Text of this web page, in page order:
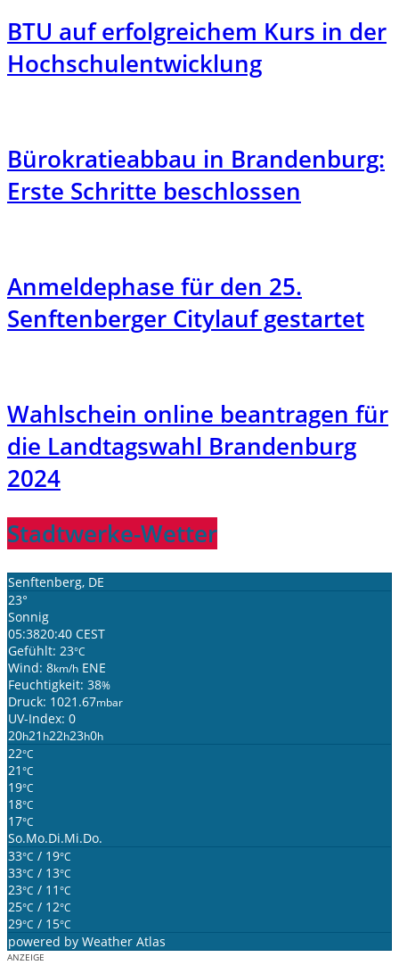
BTU auf erfolgreichem Kurs in der
Hochschulentwicklung
Bürokratieabbau in Brandenburg:
Erste Schritte beschlossen
Anmeldephase für den 25.
Senftenberger Citylauf gestartet
Wahlschein online beantragen für
die Landtagswahl Brandenburg
2024
Stadtwerke-Wetter
Senftenberg, DE
23°
Sonnig
05:3820:40 CEST
Gefühlt: 23°C
Wind: 8km/h ENE
Feuchtigkeit: 38%
Druck: 1021.67mbar
UV-Index: 0
20h21 h22h23h0h
22°C
21 °C
19°C
18°C
17°C
So.Mo.Di.Mi.Do.
33°C / 19°C
33°C / 13°C
23°C / 11 °C
25°C / 12°C
29°C / 15°C
powered by Weather Atlas
ANZEIGE